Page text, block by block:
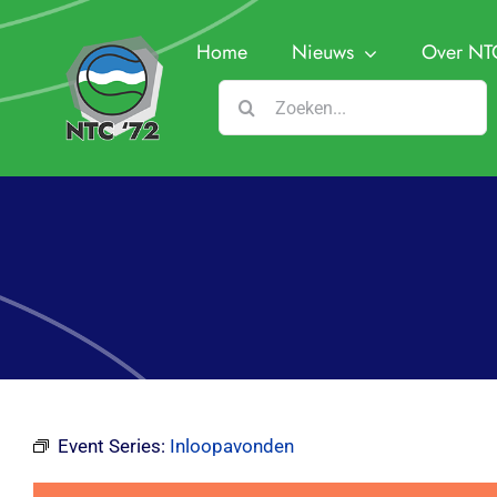
Home Nieuws Over
Zoeken
naar:
Event Series: Inloopavonden